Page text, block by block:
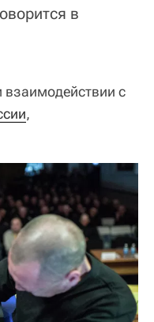
в
взаимодействии с
,